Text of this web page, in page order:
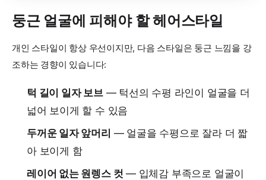
둥근 얼굴에 피해야 할 헤어스타일
개인 스타일이 항상 우선이지만, 다음 스타일은 둥근 느낌을 강
조하는 경향이 있습니다:
턱 길이 일자 보브— 턱선의 수평 라인이 얼굴을 더
넓어 보이게 할 수 있음
두꺼운 일자 앞머리 — 얼굴을 수평으로 잘라 더 짧
아 보이게 함
레이어 없는 원렝스 컷 — 입체감 부족으로 얼굴이